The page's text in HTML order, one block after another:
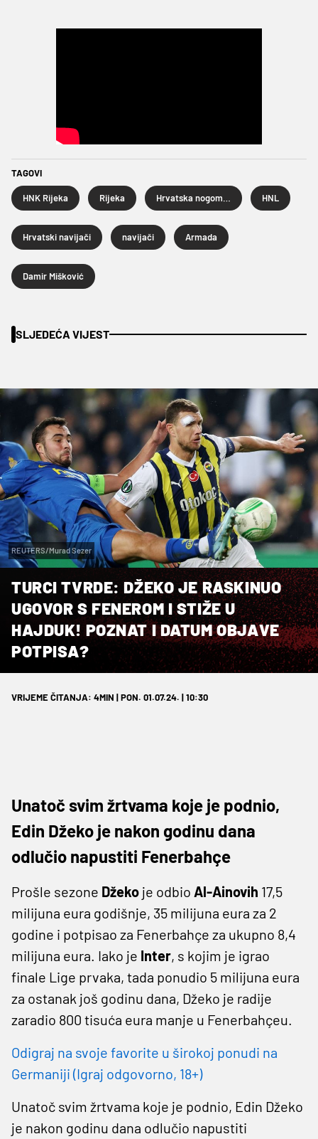
TAGOVI
HNK Rijeka Rijeka HNL
Hrvatski navijači navijači Armada
Damir Mišković
SLJEDEĆA VIJEST
REUTERS/Murad Sezer
TURCI TVRDE: DŽEKO JE RASKINUO
UGOVOR S FENEROM I STIŽE U
HAJDUK! POZNAT I DATUM OBJAVE
POTPISA?
VRIJEME ČITANJA: 4MIN | PON. 01.07.24. | 10:30
Unatoč svim žrtvama koje je podnio,
Edin Džeko je nakon godinu dana
odlučio napustiti Fenerbahçe
Prošle sezone Džeko je odbio Al-Ainovih 17,5
milijuna eura godišnje, 35 milijuna eura za 2
godine i potpisao za Fenerbahçe za ukupno 8,4
milijuna eura. Iako je Inter, s kojim je igrao
finale Lige prvaka, tada ponudio 5 milijuna eura
za ostanak još godinu dana, Džeko je radije
zaradio 800 tisuća eura manje u Fenerbahçeu.
Odigraj na svoje favorite u širokoj ponudi na
Germaniji (Igraj odgovorno, 18+)
Unatoč svim žrtvama koje je podnio, Edin Džeko
je nakon godinu dana odlučio napustiti